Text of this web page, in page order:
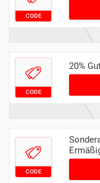
CODE
CODE
20%
CODE